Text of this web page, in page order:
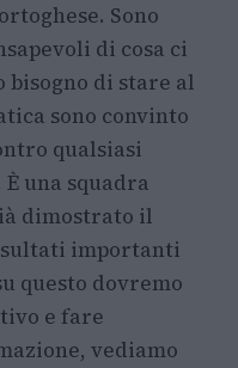
Sono
di cosa ci
bisogno di stare al
sono convinto
qualsiasi
una squadra
dimostrato il
importanti
questo dovremo
e fare
vediamo